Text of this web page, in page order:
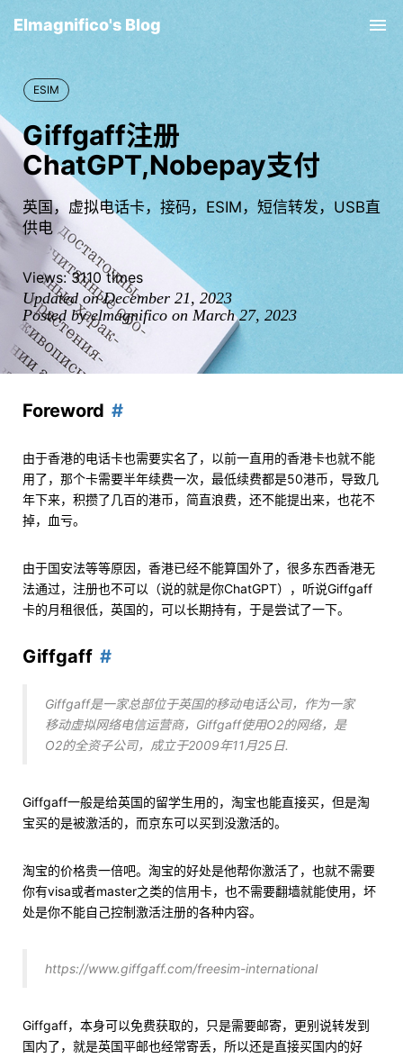
Elmagnifico's Blog
ESIM
Giffgaff注册
ChatGPT,Nobepay支付
英国，虚拟电话卡，接码，ESIM，短信转发，USB直
供电
Views:3110times
Updated on December 21, 2023
Posted by elmagnifico on March 27, 2023
Foreword
由于香港的电话卡也需要实名了，以前一直用的香港卡也就不能
用了，那个卡需要半年续费一次，最低续费都是50港币，导致几
年下来，积攒了几百的港币，简直浪费，还不能提出来，也花不
掉，血亏。
由于国安法等等原因，香港已经不能算国外了，很多东西香港无
法通过，注册也不可以（说的就是你ChatGPT），听说Giffgaff
卡的月租很低，英国的，可以长期持有，于是尝试了一下。
Giffgaff
Giffgaff是一家总部位于英国的移动电话公司，作为一家
移动虚拟网络电信运营商，Giffgaff使用O2的网络，是
O2的全资子公司，成立于2009年11月25日.
Giffgaff一般是给英国的留学生用的，淘宝也能直接买，但是淘
宝买的是被激活的，而京东可以买到没激活的。
淘宝的价格贵一倍吧。淘宝的好处是他帮你激活了，也就不需要
你有visa或者master之类的信用卡，也不需要翻墙就能使用，坏
处是你不能自己控制激活注册的各种内容。
https://www.giffgaff.com/freesim-international
Giffgaff，本身可以免费获取的，只是需要邮寄，更别说转发到
国内了，就是英国平邮也经常寄丢，所以还是直接买国内的好